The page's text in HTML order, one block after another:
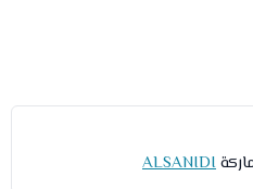
ALSANIDI